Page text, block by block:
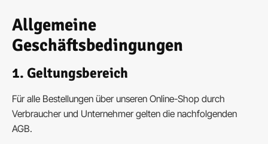
Allgemeine
Geschäftsbedingungen
1. Geltungsbereich
Für alle Bestellungen über unseren Online-Shop durch
Verbraucher und Unternehmer gelten die nachfolgenden
AGB.